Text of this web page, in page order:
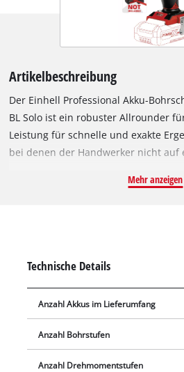
Artikelbeschreibung
Der Einhell Professional Akku-
BL Solo ist ein robuster Allrounder
Leistung für schnelle und exakte
bei denen der Handwerker nicht auf
von dem Einhell PurePOWER
Bohrschrauber stets einsatzbereit –
Ionen-Akkus der Systemreihe
batterieüblichen Selbstentladung.
Getriebe für schnelles Schrauben
Mehr anzeigen
Technische Details
Anzahl Akkus im Lieferumfang
Anzahl Bohrstufen
Anzahl Drehmomentstufen